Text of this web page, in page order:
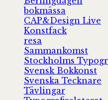
bokmässa
CAP&Design Live
Konstfack
resa
Sammankomst
Stockholms
Svensk Bokkonst
Svenska Tecknare
Tävlingar